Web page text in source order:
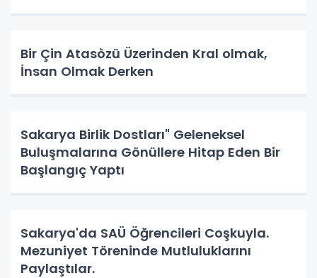
Bir Çin Atasòzü Üzerinden Kral olmak,
İnsan Olmak Derken
Sakarya Birlik Dostları" Geleneksel
Buluşmalarına Gönüllere Hitap Eden Bir
Başlangıç Yaptı
Sakarya'da SAÜ Öğrencileri Coşkuyla.
Mezuniyet Töreninde Mutluluklarını
Paylaştılar.